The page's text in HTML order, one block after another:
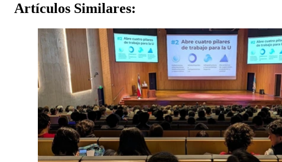
Artículos Similares: